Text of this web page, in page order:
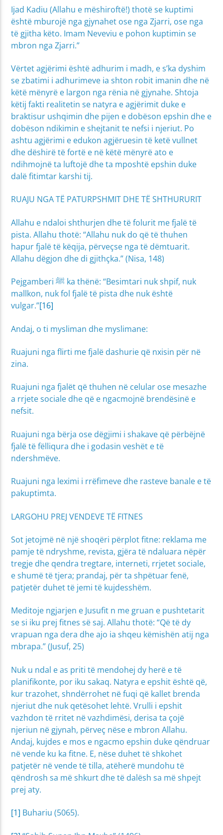
Ijad Kadiu (Allahu e mëshiroftë!) thotë se kuptimi
është mburojë nga gjynahet ose nga Zjarri, ose nga
të gjitha këto. Imam Neveviu e pohon kuptimin se
mbron nga Zjarri.”
Vërtet agjërimi është adhurim i madh, e s’ka dyshim
se zbatimi i adhurimeve ia shton robit imanin dhe në
këtë mënyrë e largon nga rënia në gjynahe. Shtoja
këtij fakti realitetin se natyra e agjërimit duke e
braktisur ushqimin dhe pijen e dobëson epshin dhe e
dobëson ndikimin e shejtanit te nefsi i njeriut. Po
ashtu agjërimi e edukon agjëruesin të ketë vullnet
dhe dëshirë të fortë e në këtë mënyrë ato e
ndihmojnë ta luftojë dhe ta mposhtë epshin duke
dalë fitimtar karshi tij.
RUAJU NGA TË PATURPSHMIT DHE TË SHTHURURIT
Allahu e ndaloi shthurjen dhe të folurit me fjalë të
pista. Allahu thotë: “Allahu nuk do që të thuhen
hapur fjalë të këqija, përveçse nga të dëmtuarit.
Allahu dëgjon dhe di gjithçka.” (Nisa, 148)
Pejgamberi ﷺ ka thënë: “Besimtari nuk shpif, nuk
mallkon, nuk fol fjalë të pista dhe nuk është
vulgar.”[16]
Andaj, o ti mysliman dhe myslimane:
Ruajuni nga flirti me fjalë dashurie që nxisin për në
zina.
Ruajuni nga fjalët që thuhen në celular ose mesazhe
a rrjete sociale dhe që e ngacmojnë brendësinë e
nefsit.
Ruajuni nga bërja ose dëgjimi i shakave që përbëjnë
fjalë të fëlliqura dhe i godasin veshët e të
ndershmëve.
Ruajuni nga leximi i rrëfimeve dhe rasteve banale e të
pakuptimta.
LARGOHU PREJ VENDEVE TË FITNES
Sot jetojmë në një shoqëri përplot fitne: reklama me
pamje të ndryshme, revista, gjëra të ndaluara nëpër
tregje dhe qendra tregtare, interneti, rrjetet sociale,
e shumë të tjera; prandaj, për ta shpëtuar fenë,
patjetër duhet të jemi të kujdesshëm.
Meditoje ngjarjen e Jusufit n me gruan e pushtetarit
se si iku prej fitnes së saj. Allahu thotë: “Që të dy
vrapuan nga dera dhe ajo ia shqeu këmishën atij nga
mbrapa.” (Jusuf, 25)
Nuk u ndal e as priti të mendohej dy herë e të
planifikonte, por iku sakaq. Natyra e epshit është që,
kur trazohet, shndërrohet në fuqi që kallet brenda
njeriut dhe nuk qetësohet lehtë. Vrulli i epshit
vazhdon të rritet në vazhdimësi, derisa ta çojë
njeriun në gjynah, përveç nëse e mbron Allahu.
Andaj, kujdes e mos e ngacmo epshin duke qëndruar
në vende ku ka fitne. E, nëse duhet të shkohet
patjetër në vende të tilla, atëherë mundohu të
qëndrosh sa më shkurt dhe të dalësh sa më shpejt
prej aty.
[1] Buhariu (5065).